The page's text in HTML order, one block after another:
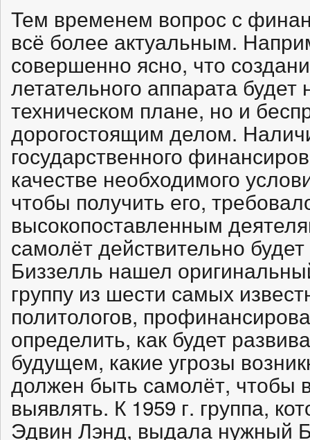
Тем временем вопрос с
всё более актуальным.
совершенно ясно, что
летательного аппарата
техническом плане, но и
дорогостоящим делом.
государственного
качестве необходимого
чтобы получить его,
высокопоставленным
самолёт действительно
Биззелль нашел
группу из шести самых
политологов,
определить, как будет
будущем, какие угрозы
должен быть самолёт, чтобы
выявлять. К 1959 г. группа,
Эдвин Лэнд, выдала нужный